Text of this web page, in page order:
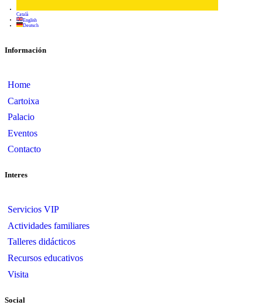
Información
Home
Cartoixa
Palacio
Eventos
Contacto
Interes
Servicios VIP
Actividades familiares
Talleres didácticos
Recursos educativos
Visita
Social